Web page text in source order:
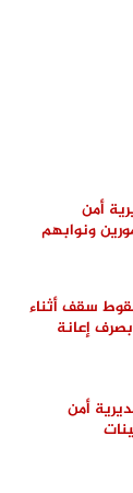
أمن
ونوابهم
سقف أثناء
إعانة
أمن